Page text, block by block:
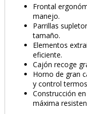
Frontal
manejo.
Parrillas
tamaño.
Elementos
eficiente.
Cajón recoge
Horno de gran
y control
Construcción
máxima